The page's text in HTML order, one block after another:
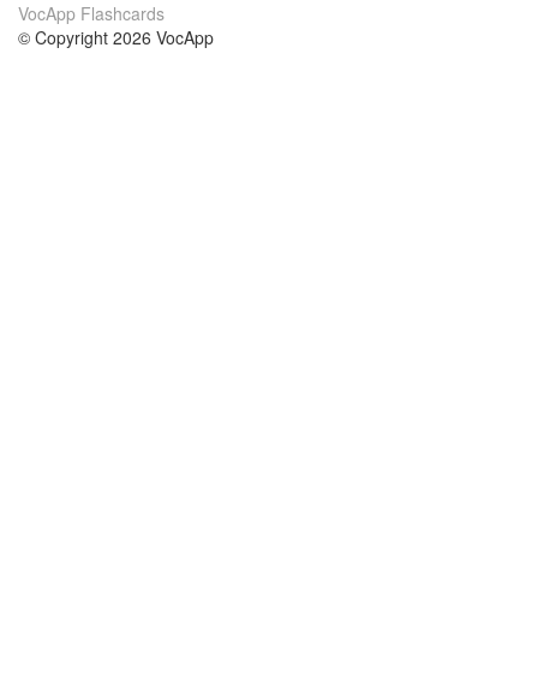
VocApp Flashcards
© Copyright 2026 VocApp